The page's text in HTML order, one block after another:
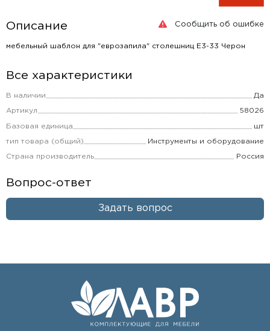
Сообщить об ошибке
Описание
мебельный шаблон для "еврозапила" столешниц Е3-33 Черон
Все характеристики
В наличии Да
Артикул 58026
Базовая единица шт
тип товара (общий) Инструменты и оборудование
Страна производитель Россия
Вопрос-ответ
Задать вопрос